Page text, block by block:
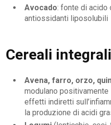
Avocado: fonte di acido
antiossidanti liposolubili
Cereali
Avena, farro, orzo,
modulano
effetti indiretti
la produzione di acidi